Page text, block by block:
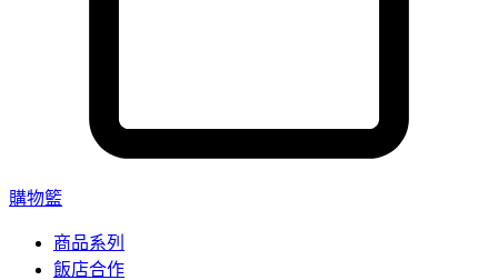
購物籃
商品系列
飯店合作